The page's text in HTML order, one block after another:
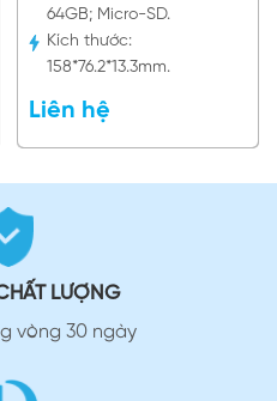
64GB; Micro-SD.
Kích thước:
158*76.2*13.3mm.
Liên hệ
LƯỢNG
vòng 30 ngày